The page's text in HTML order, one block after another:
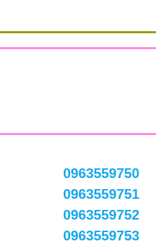
0963559750
0963559751
0963559752
0963559753